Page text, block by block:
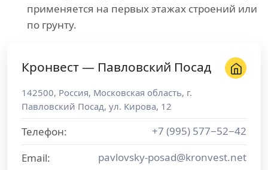
применяется на первых этажах строений или
по грунту.
Кронвест — Павловский Посад
142500, Россия, Московская область, г.
Павловский Посад, ул. Кирова, 12
Телефон:
+7 (995) 577−52−42
Email:
pavlovsky-posad@kronvest.net